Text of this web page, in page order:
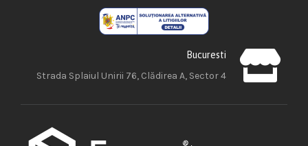
Bucuresti
Strada Splaiul Unirii 76, Clădirea A, Sector 4